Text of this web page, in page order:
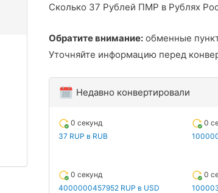
Сколько 37 Рублей ПМР в Рублях
Обратите внимание: обменные
Уточняйте информацию перед
Недавно конвертировали
0 секунд
37 RUP в RUB
0
0 секунд
4000000457952 RUP в USD
0